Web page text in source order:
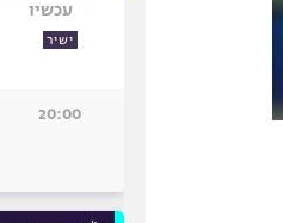
עכשיו
ישיר
20:00